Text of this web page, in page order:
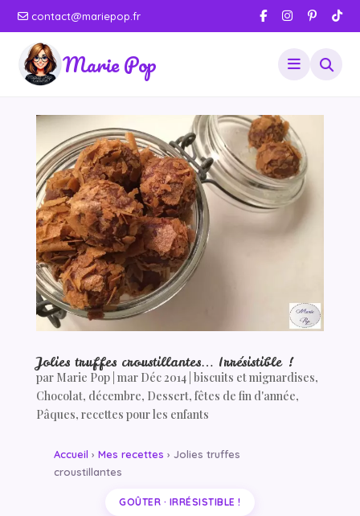
contact@mariepop.fr
Marie Pop
Jolies truffes croustillantes… Irrésistible !
par Marie Pop| mar Déc 2014| biscuits et mignardises,
Chocolat, décembre, Dessert, fêtes de fin d'année,
Pâques, recettes pour les enfants
Accueil › Mes recettes › Jolies truffes
croustillantes
GOÛTER · IRRÉSISTIBLE !